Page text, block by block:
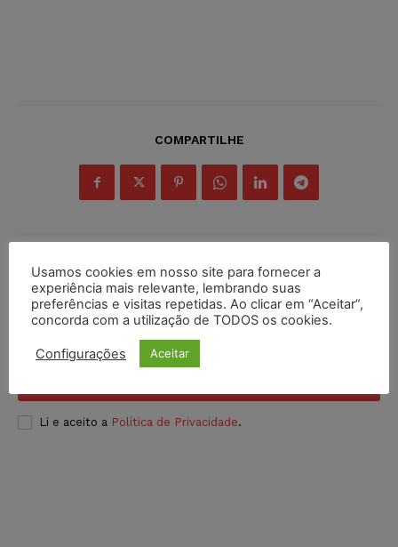
COMPARTILHE
Inscreva-se
Li e aceito a Política de Privacidade.
Usamos cookies em nosso site para fornecer a
experiência mais relevante, lembrando suas
preferências e visitas repetidas. Ao clicar em “Aceitar”,
concorda com a utilização de TODOS os cookies.
Configurações Aceitar